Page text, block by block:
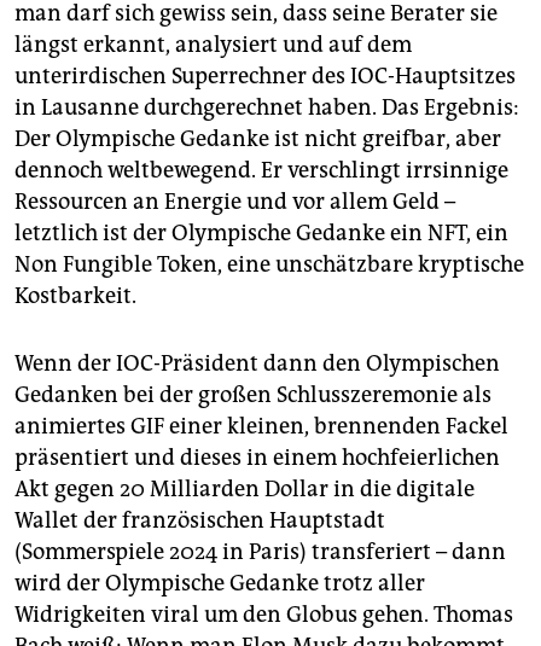
man darf sich gewiss sein, dass seine Berater sie
längst erkannt, analysiert und auf dem
unterirdischen Superrechner des IOC-Hauptsitzes
in Lausanne durchgerechnet haben. Das Ergebnis:
Der Olympische Gedanke ist nicht greifbar, aber
dennoch weltbewegend. Er verschlingt irrsinnige
Ressourcen an Energie und vor allem Geld –
letztlich ist der Olympische Gedanke ein NFT, ein
Non Fungible Token, eine unschätzbare kryptische
Kostbarkeit.
Wenn der IOC-Präsident dann den Olympischen
Gedanken bei der großen Schlusszeremonie als
animiertes GIF einer kleinen, brennenden Fackel
präsentiert und dieses in einem hochfeierlichen
Akt gegen 20 Milliarden Dollar in die digitale
Wallet der französischen Hauptstadt
(Sommerspiele 2024 in Paris) transferiert – dann
wird der Olympische Gedanke trotz aller
Widrigkeiten viral um den Globus gehen. Thomas